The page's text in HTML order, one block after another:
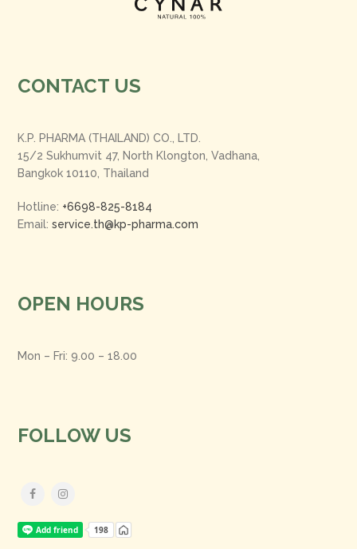
CONTACT US
K.P. PHARMA (THAILAND) CO., LTD.
15/2 Sukhumvit 47, North Klongton, Vadhana,
Bangkok 10110, Thailand
Hotline: +6698-825-8184
Email:service.th@kp-pharma.com
OPEN HOURS
Mon – Fri: 9.00 – 18.00
FOLLOW US